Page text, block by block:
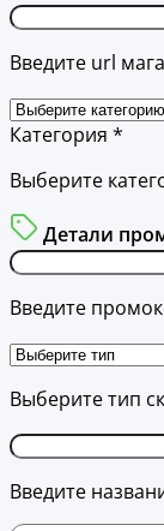
Введите url
Категория *
Выберите
Детали
Введите
Выберите тип
Введите